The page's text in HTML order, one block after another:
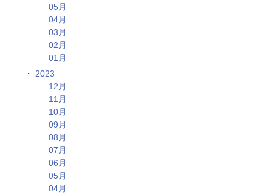
05月
04月
03月
02月
01月
2023
12月
11月
10月
09月
08月
07月
06月
05月
04月